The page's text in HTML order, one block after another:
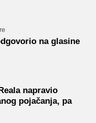
na glasine
napravio
pojačanja, pa